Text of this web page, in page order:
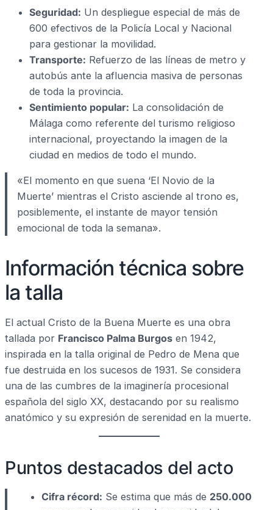
Seguridad: Un despliegue especial de más de
600 efectivos de la Policía Local y Nacional
para gestionar la movilidad.
Transporte: Refuerzo de las líneas de metro y
autobús ante la afluencia masiva de personas
de toda la provincia.
Sentimiento popular: La consolidación de
Málaga como referente del turismo religioso
internacional, proyectando la imagen de la
ciudad en medios de todo el mundo.
«El momento en que suena ‘El Novio de la
Muerte’ mientras el Cristo asciende al trono es,
posiblemente, el instante de mayor tensión
emocional de toda la semana».
Información técnica sobre
la talla
El actual Cristo de la Buena Muerte es una obra
tallada por Francisco Palma Burgos en 1942,
inspirada en la talla original de Pedro de Mena que
fue destruida en los sucesos de 1931. Se considera
una de las cumbres de la imaginería procesional
española del siglo XX, destacando por su realismo
anatómico y su expresión de serenidad en la muerte.
Puntos destacados del acto
Cifra récord: Se estima que más de 250.000